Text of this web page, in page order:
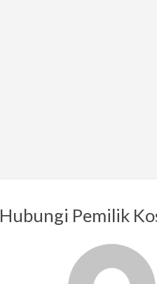
Hubungi Pemilik